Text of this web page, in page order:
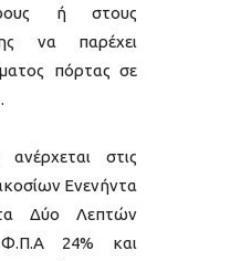
ή στους
να παρέχει
πόρτας σε
στις
Ενενήντα
Δύο Λεπτών
Φ.Π.Α 24% και